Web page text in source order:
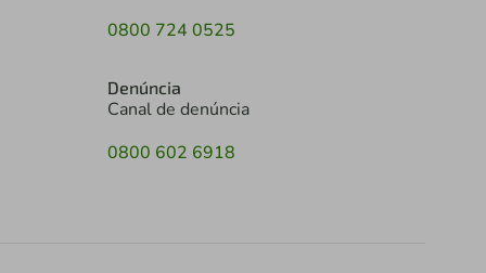
0800 724 0525
Denúncia
Canal de denúncia
0800 602 6918